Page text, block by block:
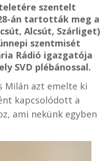
szentelt
án tartották meg a
Alcsút, Szárliget)
szentmisét
Rádió igazgatója
SVD plébánossal.
Milán azt emelte ki
kapcsolódott a
ami nekünk egyben